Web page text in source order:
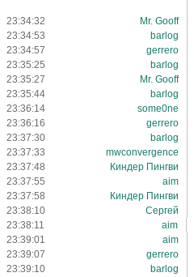
23:34:32
Mr. Gooff
23:34:53
barlog
23:34:57
gerrero
23:35:25
barlog
23:35:27
Mr. Gooff
23:35:44
barlog
23:36:14
some0ne
23:36:16
gerrero
23:37:30
barlog
23:37:33
mwconvergence
23:37:48
Киндер Пингви
23:37:55
aim
23:37:58
Киндер Пингви
23:38:10
Сергeй
23:38:11
aim
23:39:01
aim
23:39:07
gerrero
23:39:10
barlog